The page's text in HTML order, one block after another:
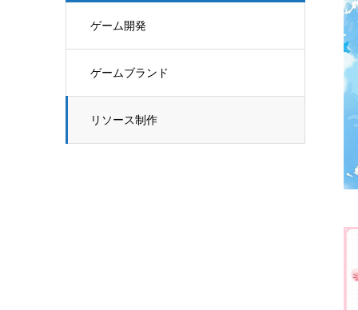
ゲーム開発
ゲームブランド
リソース制作